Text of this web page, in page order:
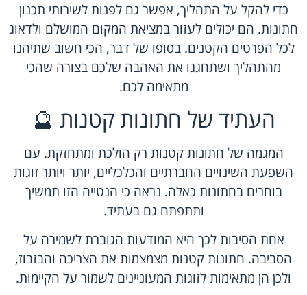
כדי להקל על התהליך, אפשר גם לפנות לשירותי תכנון
חתונות. הם יכולים לעזור במציאת המקום המושלם ולדאוג
לכל הפרטים הקטנים. בסופו של דבר, הכי חשוב שתיהנו
מהתהליך ושתחגגו את האהבה שלכם בצורה שהכי
מתאימה לכם.
העתיד של חתונות קטנות 🔮
המגמה של חתונות קטנות רק הולכת ומתחזקת. עם
השפעת השינויים החברתיים והכלכליים, יותר ויותר זוגות
בוחרים בחתונות כאלה. נראה כי הנטייה הזו תמשיך
ותתפתח גם בעתיד.
אחת הסיבות לכך היא המודעות הגוברת לשמירה על
הסביבה. חתונות קטנות מצמצמות את הצריכה והבזבוז,
ולכן הן מתאימות לזוגות המעוניינים לשמור על הקיימות.